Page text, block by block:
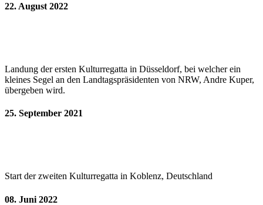
22. August 2022
Landung der ersten Kulturregatta in Düsseldorf, bei welcher ein
kleines Segel an den Landtagspräsidenten von NRW, Andre Kuper,
übergeben wird.
25. September 2021
Start der zweiten Kulturregatta in Koblenz, Deutschland
08. Juni 2022